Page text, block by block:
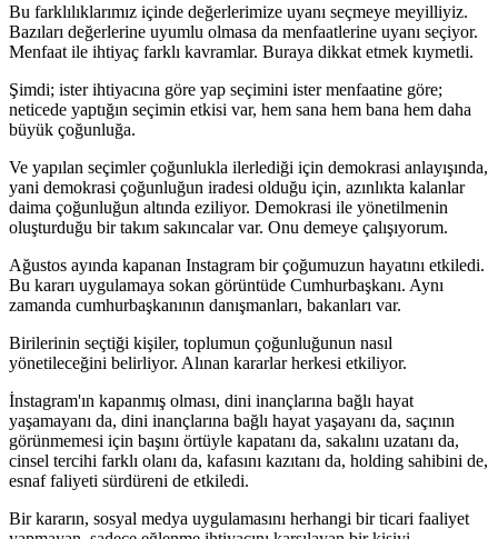
Bu farklılıklarımız içinde değerlerimize uyanı seçmeye meyilliyiz.
Bazıları değerlerine uyumlu olmasa da menfaatlerine uyanı seçiyor.
Menfaat ile ihtiyaç farklı kavramlar. Buraya dikkat etmek kıymetli.
Şimdi; ister ihtiyacına göre yap seçimini ister menfaatine göre;
neticede yaptığın seçimin etkisi var, hem sana hem bana hem daha
büyük çoğunluğa.
Ve yapılan seçimler çoğunlukla ilerlediği için demokrasi anlayışında,
yani demokrasi çoğunluğun iradesi olduğu için, azınlıkta kalanlar
daima çoğunluğun altında eziliyor. Demokrasi ile yönetilmenin
oluşturduğu bir takım sakıncalar var. Onu demeye çalışıyorum.
Ağustos ayında kapanan Instagram bir çoğumuzun hayatını etkiledi.
Bu kararı uygulamaya sokan görüntüde Cumhurbaşkanı. Aynı
zamanda cumhurbaşkanının danışmanları, bakanları var.
Birilerinin seçtiği kişiler, toplumun çoğunluğunun nasıl
yönetileceğini belirliyor. Alınan kararlar herkesi etkiliyor.
İnstagram'ın kapanmış olması, dini inançlarına bağlı hayat
yaşamayanı da, dini inançlarına bağlı hayat yaşayanı da, saçının
görünmemesi için başını örtüyle kapatanı da, sakalını uzatanı da,
cinsel tercihi farklı olanı da, kafasını kazıtanı da, holding sahibini de,
esnaf faliyeti sürdüreni de etkiledi.
Bir kararın, sosyal medya uygulamasını herhangi bir ticari faaliyet